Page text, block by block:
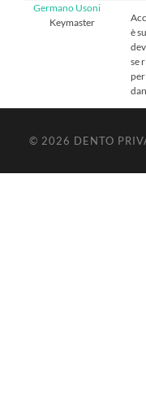
Germano Usoni
Keymaster
è
se
© 2026 DENTO